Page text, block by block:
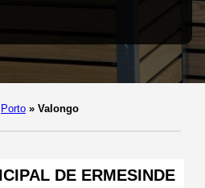
Porto » Valongo
DE ERMESINDE